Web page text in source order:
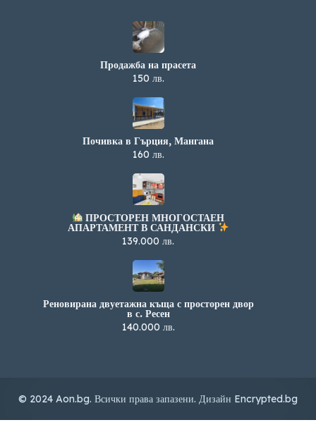
Продажба на прасета
150 лв.
Почивка в Гърция, Мангана
160 лв.
ПРОСТОРЕН МНОГОСТАЕН
АПАРТАМЕНТ В САНДАНСКИ
139.000 лв.
Реновирана двуетажна къща с просторен двор
в с. Ресен
140.000 лв.
© 2024 Aon.bg. Всички права запазени. Дизайн Encrypted.bg